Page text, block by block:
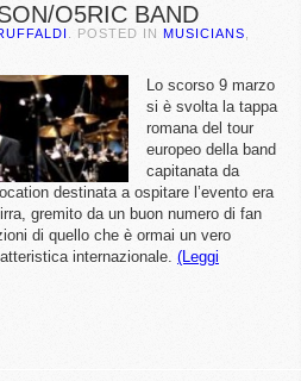
O5RIC BAND
. POSTED IN MUSICIANS
Lo scorso 9 marzo
si è svolta la tappa
romana del tour
europeo della band
capitanata da
destinata a ospitare l’evento era
gremito da un buon numero di fan
di quello che è ormai un vero
internazionale. (Leggi